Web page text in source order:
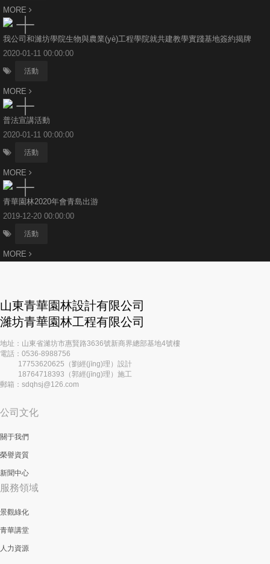
MORE
我公司和濰坊學院生物與農業(yè)工程學院就共建教學實踐基地簽約揭牌
2020-01-11 00:00:00
活動
MORE
普法宣講活動
2020-01-11 00:00:00
活動
MORE
青華園林2020年會青島出游
2019-12-20 00:00:00
活動
MORE
山東青華園林設計有限公司
濰坊青華園林工程有限公司
地址：山東省濰坊市惠賢路3636號新商界總部基地4號樓
電話：0536-8988756
17753620625（劉經(jīng)理）設計
18764718393（郭經(jīng)理）施工
郵箱：sdqhsj@126.com
公司文化
關于我們
榮譽資質
新聞中心
服務領域
景觀綠化
青華講堂
人力資源